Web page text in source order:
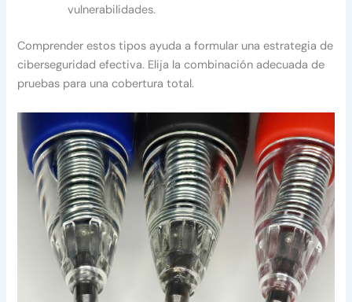
vulnerabilidades.
Comprender estos tipos ayuda a formular una estrategia de
ciberseguridad efectiva. Elija la combinación adecuada de
pruebas para una cobertura total.